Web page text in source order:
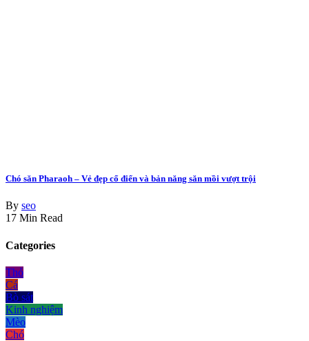
Chó săn Pharaoh – Vẻ đẹp cổ điển và bản năng săn mồi vượt trội
By seo
17 Min Read
Categories
Thỏ
Cá
Bò sát
Kinh nghiệm
Mèo
Chó